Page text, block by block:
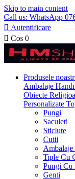
Skip to main content
Call us: WhatsApp
 Autentificare
 Cos 0
Produsele
Ambalaje
Obiecte
Personalizate
Pungi
Saculeti
Sticlute
Cutii
Ambalaje
Tiple Cu
Pungi Cu
Genti